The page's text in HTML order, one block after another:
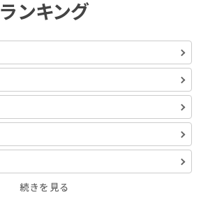
ランキング
続きを見る